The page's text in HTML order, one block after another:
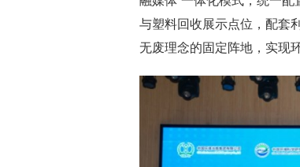
与塑料回收展示点位，配套
无废理念的固定阵地，实现